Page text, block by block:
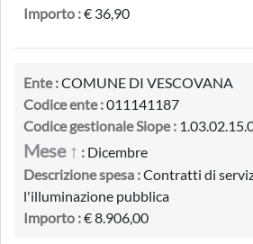
Importo :€ 36,90
Ente :COMUNE DI VESCOVANA
Codice ente :011141187
Codice gestionale Siope :
Mese ↑ : Dicembre
Descrizione spesa :Contratti di
l'illuminazione pubblica
Importo :€ 8.906,00